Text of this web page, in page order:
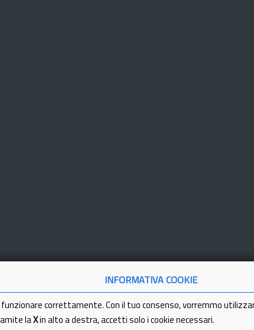
INFORMATIVA COOKIE
funzionare correttamente. Con il tuo consenso, vorremmo
laXin alto a destra, accetti solo i cookie necessari.